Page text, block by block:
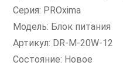
Серия: PROxima
Модель: Блок питания
Артикул: DR-M-20W-12
Состояние: Новое